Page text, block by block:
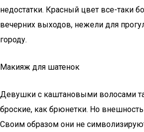
недостатки. Красный цвет все-таки
вечерних выходов, нежели для
городу.
Макияж для шатенок
Девушки с каштановыми волосами
броские, как брюнетки. Но
Своим образом они не